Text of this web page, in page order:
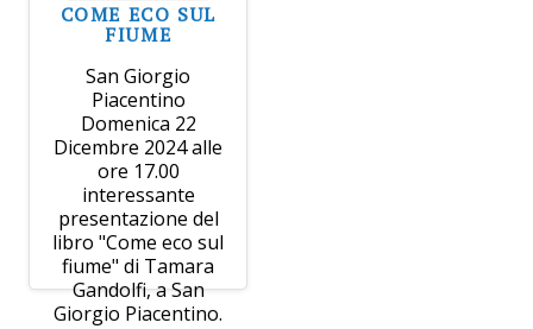
COME ECO SUL
FIUME
San Giorgio
Piacentino
Domenica 22
Dicembre 2024 alle
ore 17.00
interessante
presentazione del
libro "Come eco sul
fiume" di Tamara
Gandolfi, a San
Giorgio Piacentino.